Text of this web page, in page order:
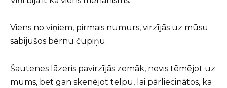
Viens no viņiem, pirmais numurs, virzījās uz mūsu
sabijušos bērnu čupiņu.
Šautenes lāzeris pavirzījās zemāk, nevis tēmējot uz
mums, bet gan skenējot telpu, lai pārliecinātos, ka